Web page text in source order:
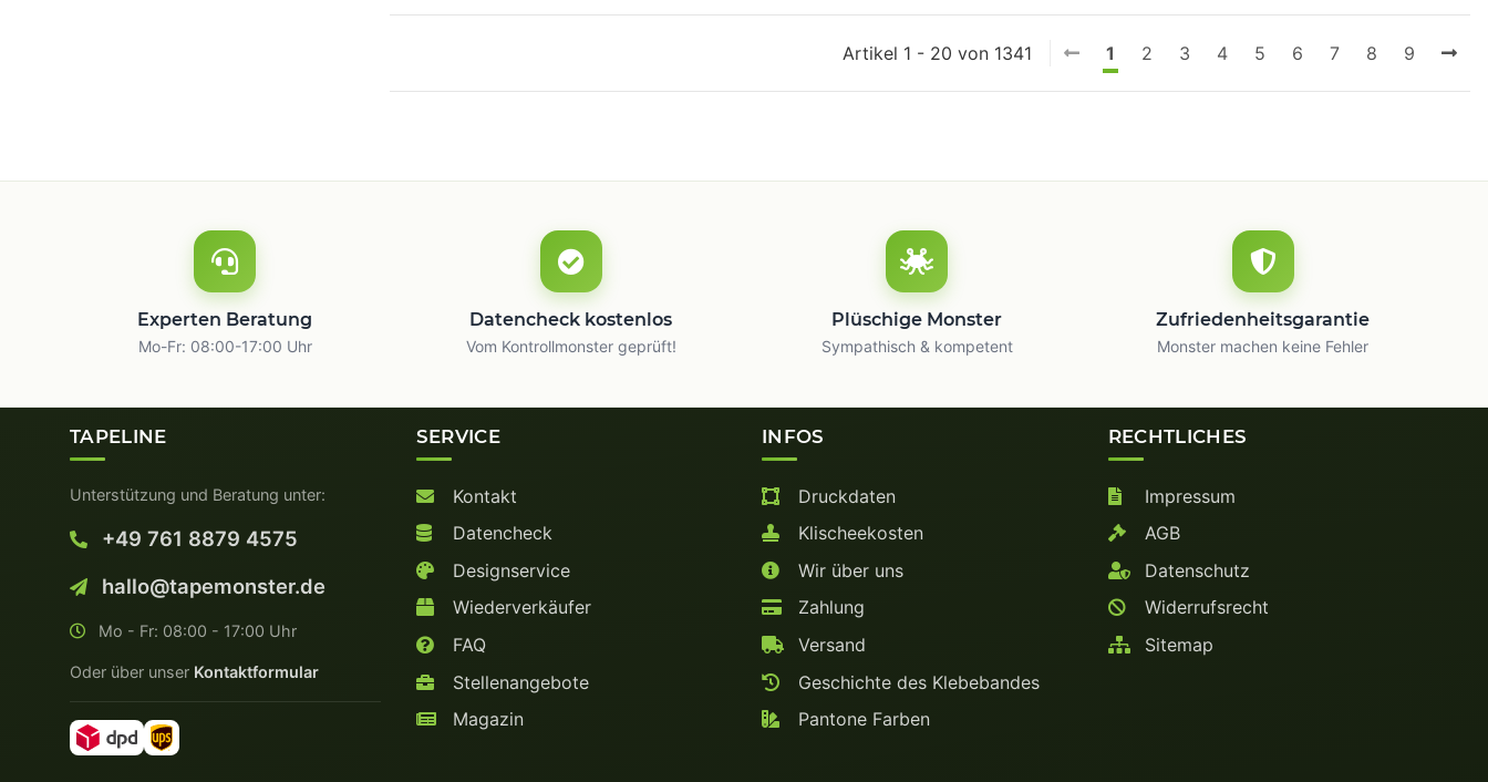
Artikel 1 - 20 von 1341 1 2 3 4 5 6 7 8 9
Experten Beratung
Mo-Fr: 08:00-17:00 Uhr
Datencheck kostenlos
Vom Kontrollmonster geprüft!
Plüschige Monster
Sympathisch & kompetent
Zufriedenheitsgarantie
Monster machen keine Fehler
TAPELINE
Unterstützung und Beratung unter:
+49 761 8879 4575
hallo@tapemonster.de
Mo - Fr: 08:00 - 17:00 Uhr
Oder über unser Kontaktformular
SERVICE
Kontakt
Datencheck
Designservice
Wiederverkäufer
FAQ
Stellenangebote
Magazin
INFOS
Druckdaten
Klischeekosten
Wir über uns
Zahlung
Versand
Geschichte des Klebebandes
Pantone Farben
RECHTLICHES
Impressum
AGB
Datenschutz
Widerrufsrecht
Sitemap